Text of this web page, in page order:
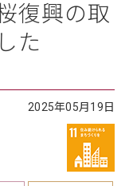
復興の取
た
2025年05月19日